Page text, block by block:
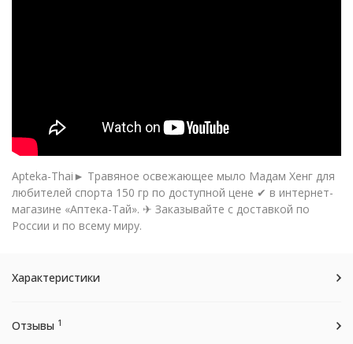
Apteka-Thai► Травяное освежающее мыло Мадам Хенг для
любителей спорта 150 гр по доступной цене ✔ в интернет-
магазине «Аптека-Тай». ✈ Заказывайте с доставкой по
России и по всему миру.
Характеристики
Отзывы 1